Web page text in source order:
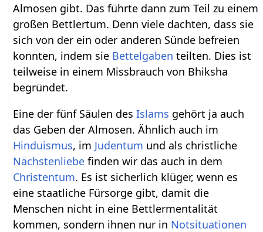
Almosen gibt. Das führte dann zum Teil zu einem
großen Bettlertum. Denn viele dachten, dass sie
sich von der ein oder anderen Sünde befreien
konnten, indem sie Bettelgaben teilten. Dies ist
teilweise in einem Missbrauch von Bhiksha
begründet.
Eine der fünf Säulen desIslams gehört ja auch
das Geben der Almosen. Ähnlich auch im
Hinduismus, im Judentum und als christliche
Nächstenliebe finden wir das auch in dem
Christentum. Es ist sicherlich klüger, wenn es
eine staatliche Fürsorge gibt, damit die
Menschen nicht in eine Bettlermentalität
kommen, sondern ihnen nur in Notsituationen